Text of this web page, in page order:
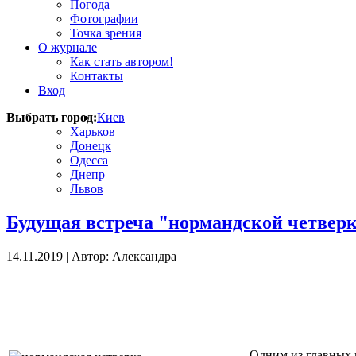
Погода
Фотографии
Точка зрения
О журнале
Как стать автором!
Контакты
Вход
Выбрать город:Киев
Харьков
Донецк
Одесса
Днепр
Львов
Будущая встреча "нормандской
14.11.2019 | Автор: Александра